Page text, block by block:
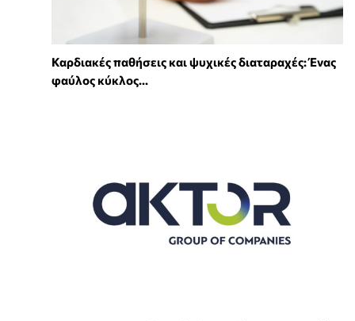
Καρδιακές παθήσεις και ψυχικές διαταραχές: Ένας
φαύλος κύκλος...